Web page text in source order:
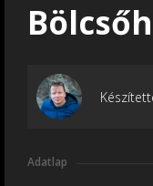
Adatlap